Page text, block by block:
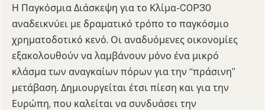
Η Παγκόσμια Διάσκεψη για το Κλίμα-COP30
αναδεικνύει με δραματικό τρόπο το παγκόσμιο
χρηματοδοτικό κενό. Οι αναδυόμενες οικονομίες
εξακολουθούν να λαμβάνουν μόνο ένα μικρό
κλάσμα των αναγκαίων πόρων για την “πράσινη”
μετάβαση. Δημιουργείται έτσι πίεση και για την
Ευρώπη, που καλείται να συνδυάσει την